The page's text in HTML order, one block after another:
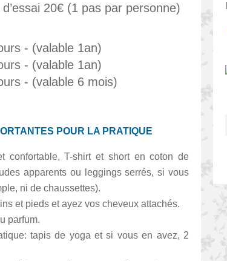
20€ (1 pas par personne)
- (valable 1an)
- (valable 1an)
- (valable 6 mois)
POUR LA PRATIQUE
confortable, T-shirt et short en coton de
apparents ou leggings serrés, si vous
ni de chaussettes).
et pieds et ayez vos cheveux attachés.
parfum.
tapis de yoga et si vous en avez, 2